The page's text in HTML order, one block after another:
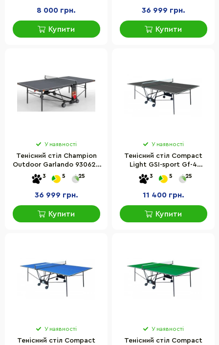
8 000 грн.
Купити
36 999 грн.
Купити
У наявності
Тенісний стіл Champion
Outdoor Garlando 930626
Grey 3 мм
3 5 25
36 999 грн.
Купити
У наявності
Тенісний стіл Compact
Light GSI-sport Gf-4
розмір 274х152,5х76 см
3 5 25
11 400 грн.
Купити
У наявності
Тенісний стіл Compact
У наявності
Тенісний стіл Compact